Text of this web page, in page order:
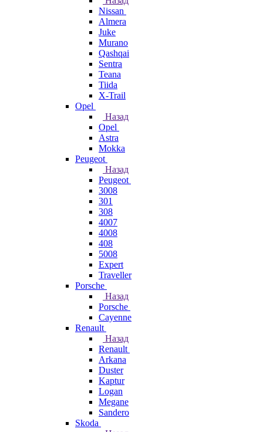
Nissan
Almera
Juke
Murano
Qashqai
Sentra
Teana
Tiida
X-Trail
Opel
Назад
Opel
Astra
Mokka
Peugeot
Назад
Peugeot
3008
301
308
4007
4008
408
5008
Expert
Traveller
Porsche
Назад
Porsche
Cayenne
Renault
Назад
Renault
Arkana
Duster
Kaptur
Logan
Megane
Sandero
Skoda